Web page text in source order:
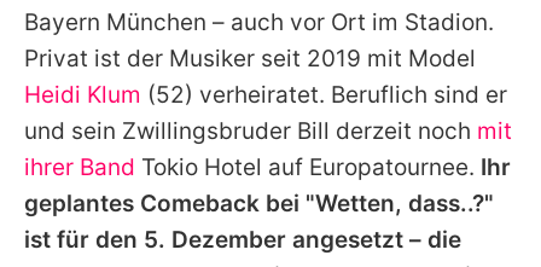
Bayern München – auch vor Ort im Stadion.
Privat ist der Musiker seit 2019 mit Model
Heidi Klum (52) verheiratet. Beruflich sind er
und sein Zwillingsbruder Bill derzeit noch mit
ihrer Band Tokio Hotel auf Europatournee. Ihr
geplantes Comeback bei "Wetten, dass..?"
ist für den 5. Dezember angesetzt – die